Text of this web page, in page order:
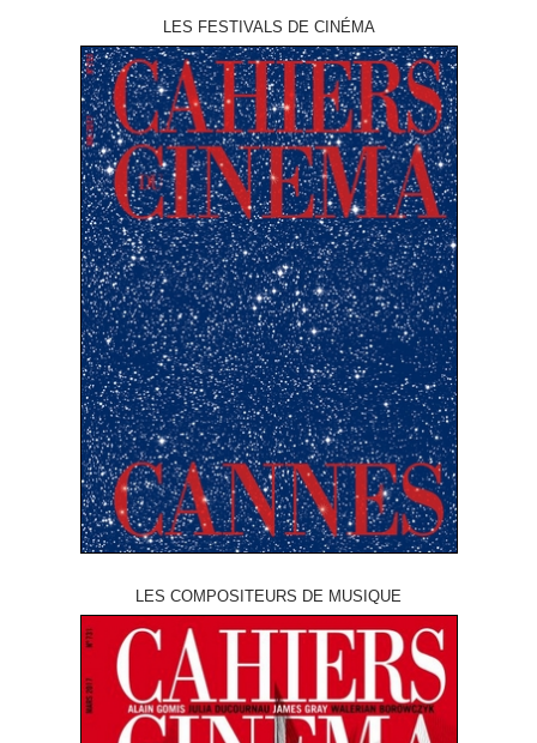
LES FESTIVALS DE CINÉMA
LES COMPOSITEURS DE MUSIQUE